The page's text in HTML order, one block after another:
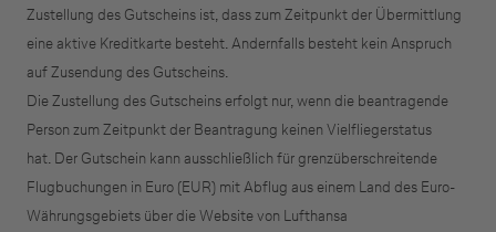
Zustellung des Gutscheins ist, dass zum Zeitpunkt der Übermittlung
eine aktive Kreditkarte besteht. Andernfalls besteht kein Anspruch
auf Zusendung des Gutscheins.
Die Zustellung des Gutscheins erfolgt nur, wenn die beantragende
Person zum Zeitpunkt der Beantragung keinen Vielfliegerstatus
hat. Der Gutschein kann ausschließlich für grenzüberschreitende
Flugbuchungen in Euro (EUR) mit Abflug aus einem Land des Euro-
Währungsgebiets über die Website von Lufthansa